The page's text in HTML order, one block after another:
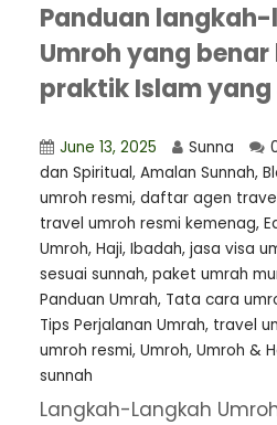
Panduan
Umroh yang
praktik Islam yang
June 13, 2025 Sunna
dan Spiritual, Amalan Sunnah,
umroh resmi, ⁠daftar agen
travel umroh resmi kemenag,
Umroh, Haji, Ibadah, jasa visa
sesuai sunnah, paket umrah
Panduan Umrah, Tata cara
Tips Perjalanan Umrah, travel
umroh resmi, Umroh, Umroh &
sunnah
Langkah-Langkah